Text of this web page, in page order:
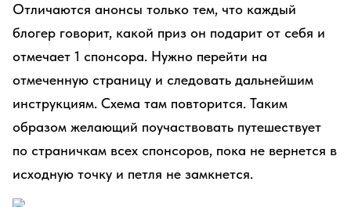
Отличаются анонсы только тем, что каждый
блогер говорит, какой приз он подарит от себя и
отмечает 1 спонсора. Нужно перейти на
отмеченную страницу и следовать дальнейшим
инструкциям. Схема там повторится. Таким
образом желающий поучаствовать путешествует
по страничкам всех спонсоров, пока не вернется в
исходную точку и петля не замкнется.